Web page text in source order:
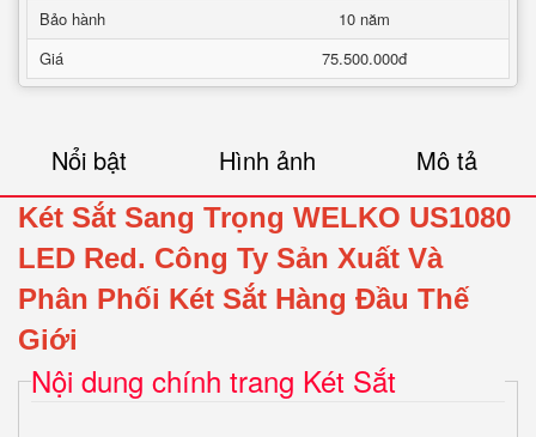
Bảo hành
10 năm
Giá
75.500.000đ
Nổi bật Hình ảnh Mô tả
Két Sắt Sang Trọng WELKO US1080
LED Red. Công Ty Sản Xuất Và
Phân Phối Két Sắt Hàng Đầu Thế
Giới
Nội dung chính trang Két Sắt